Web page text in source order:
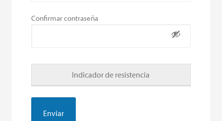
Confirmar contraseña
Indicador de resistencia